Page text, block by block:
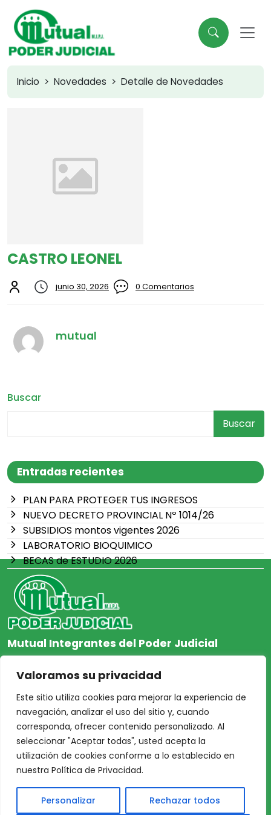
Valoramos su privacidad
Este sitio utiliza cookies para mejorar la experiencia de
navegación, analizar el uso del sitio y, cuando
corresponda, ofrecer contenido personalizado. Al
seleccionar "Aceptar todas", usted acepta la
utilización de cookies conforme a lo establecido en
nuestra Política de Privacidad.
Personalizar Rechazar todos
Buscar
Buscar
Entradas recientes
PLAN PARA PROTEGER TUS INGRESOS
NUEVO DECRETO PROVINCIAL Nº 1014/26
SUBSIDIOS montos vigentes 2026
LABORATORIO BIOQUIMICO
BECAS de ESTUDIO 2026
Inicio Novedades Detalle de Novedades
CASTRO LEONEL
junio 30, 2026 0 Comentarios
mutual
Mutual Integrantes del Poder Judicial
afiliacion@mjpj.org.ar
+54 9 342 467-4510
NOSOTROS
Inicio
Acceso Asociados
Nosotros
CENTRO DE AYUDA
Protección de Datos
Personales